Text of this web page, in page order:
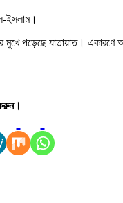
ইসলাম।
মুখে পড়েছে যাতায়াত।